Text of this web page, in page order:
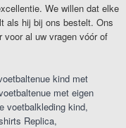
We willen dat elke
als hij bij ons bestelt. Ons
al uw vragen vóór of
kind met
met eigen
voetbalkleding kind
Replica